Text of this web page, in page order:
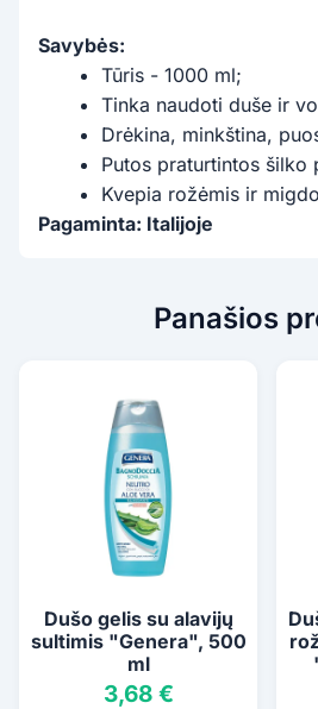
Savybės:
Tūris - 1000 ml;
Tinka naudoti duše ir
Drėkina, minkština,
Putos praturtintos šilko
Kvepia rožėmis ir
Pagaminta: Italijoje
Panašios
Dušo gelis su alavijų
sultimis "Genera", 500
ml
3,68 €